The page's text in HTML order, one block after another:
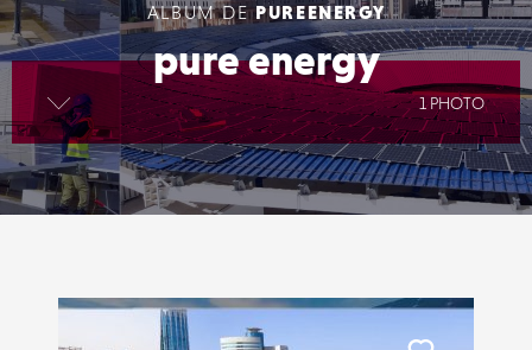
ALBUM DEPUREENERGY
pure energy
lire la suite
1 PHOTO